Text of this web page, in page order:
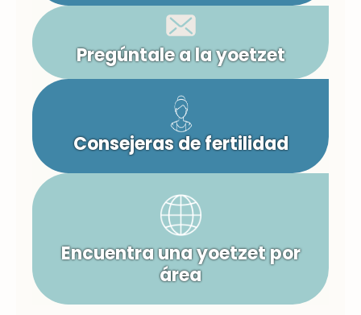
Pregúntale a la yoetzet
Consejeras de fertilidad
Encuentra una yoetzet por
área